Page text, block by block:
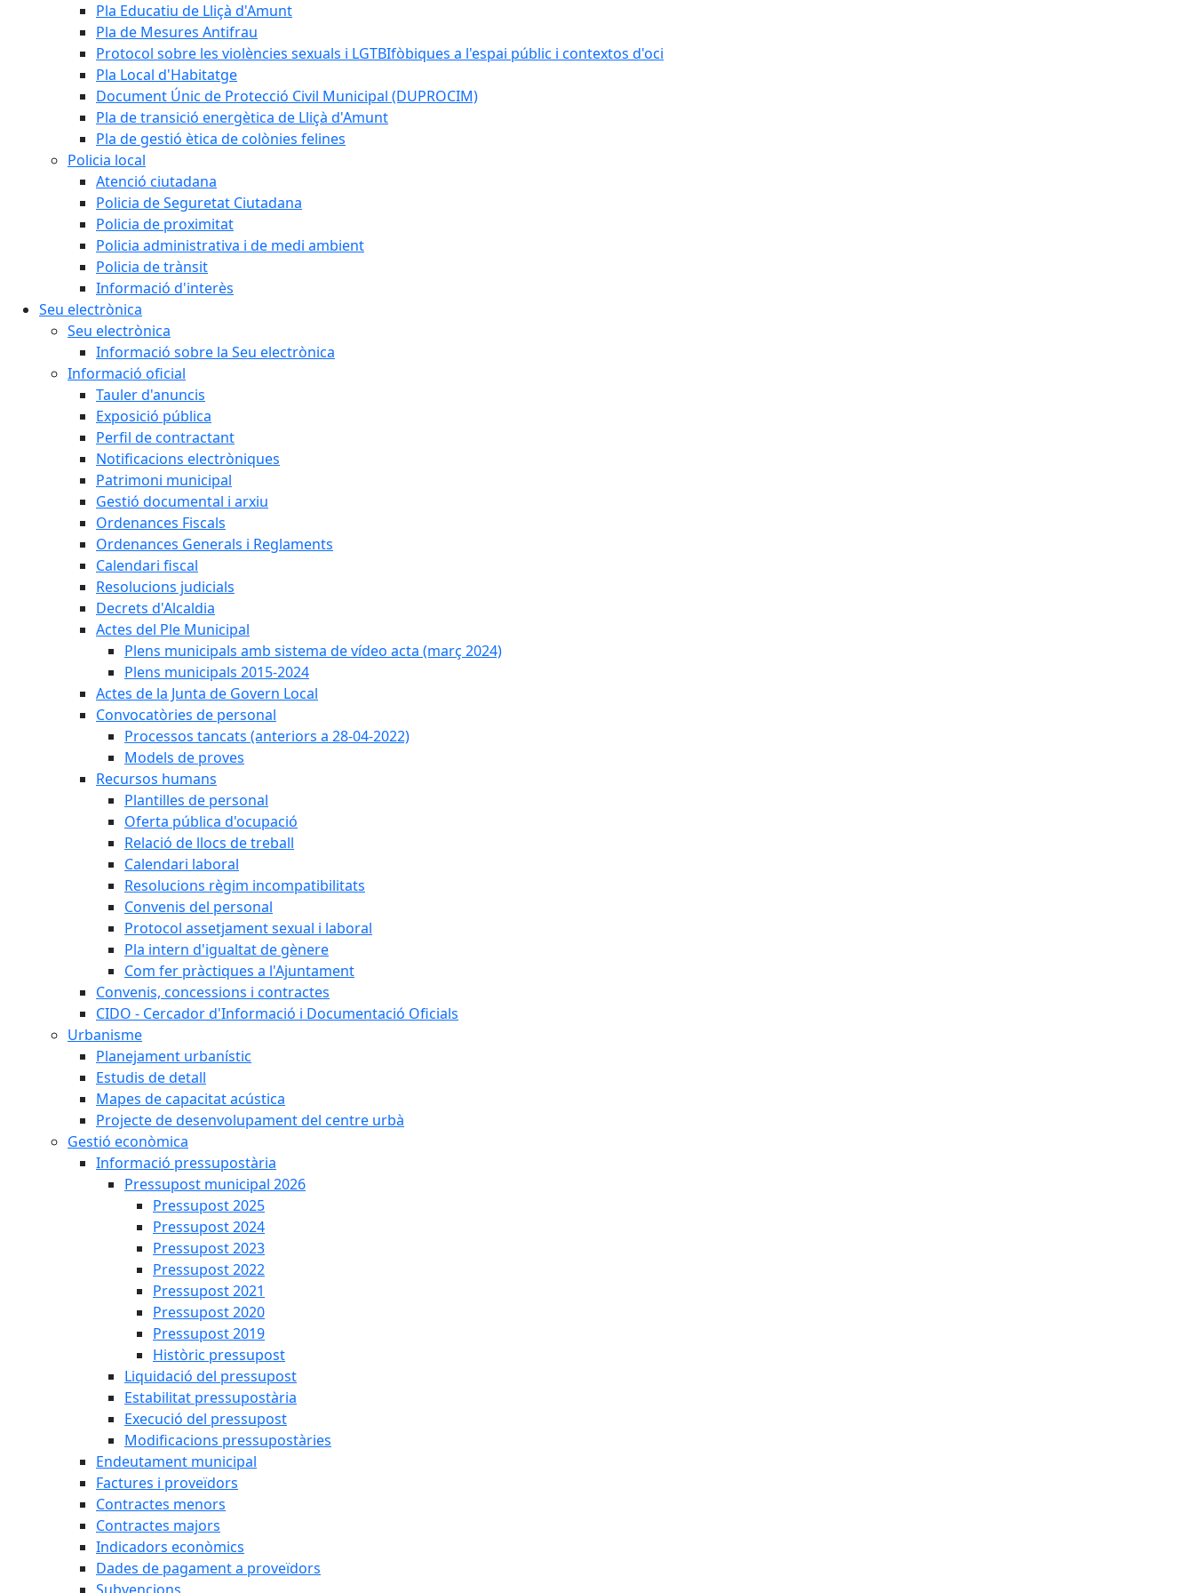
Pla Educatiu de Lliçà d'Amunt
Pla de Mesures Antifrau
Protocol sobre les violències sexuals i LGTBIfòbiques a l'espai públic i contextos d'oci
Pla Local d'Habitatge
Document Únic de Protecció Civil Municipal (DUPROCIM)
Pla de transició energètica de Lliçà d'Amunt
Pla de gestió ètica de colònies felines
Policia local
Atenció ciutadana
Policia de Seguretat Ciutadana
Policia de proximitat
Policia administrativa i de medi ambient
Policia de trànsit
Informació d'interès
Seu electrònica
Seu electrònica
Informació sobre la Seu electrònica
Informació oficial
Tauler d'anuncis
Exposició pública
Perfil de contractant
Notificacions electròniques
Patrimoni municipal
Gestió documental i arxiu
Ordenances Fiscals
Ordenances Generals i Reglaments
Calendari fiscal
Resolucions judicials
Decrets d'Alcaldia
Actes del Ple Municipal
Plens municipals amb sistema de vídeo acta (març 2024)
Plens municipals 2015-2024
Actes de la Junta de Govern Local
Convocatòries de personal
Processos tancats (anteriors a 28-04-2022)
Models de proves
Recursos humans
Plantilles de personal
Oferta pública d'ocupació
Relació de llocs de treball
Calendari laboral
Resolucions règim incompatibilitats
Convenis del personal
Protocol assetjament sexual i laboral
Pla intern d'igualtat de gènere
Com fer pràctiques a l'Ajuntament
Convenis, concessions i contractes
CIDO - Cercador d'Informació i Documentació Oficials
Urbanisme
Planejament urbanístic
Estudis de detall
Mapes de capacitat acústica
Projecte de desenvolupament del centre urbà
Gestió econòmica
Informació pressupostària
Pressupost municipal 2026
Pressupost 2025
Pressupost 2024
Pressupost 2023
Pressupost 2022
Pressupost 2021
Pressupost 2020
Pressupost 2019
Històric pressupost
Liquidació del pressupost
Estabilitat pressupostària
Execució del pressupost
Modificacions pressupostàries
Endeutament municipal
Factures i proveïdors
Contractes menors
Contractes majors
Indicadors econòmics
Dades de pagament a proveïdors